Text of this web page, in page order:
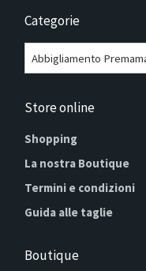
Categorie
Store online
Shopping
La nostra Boutique
Termini e condizioni
Guida alle taglie
Boutique